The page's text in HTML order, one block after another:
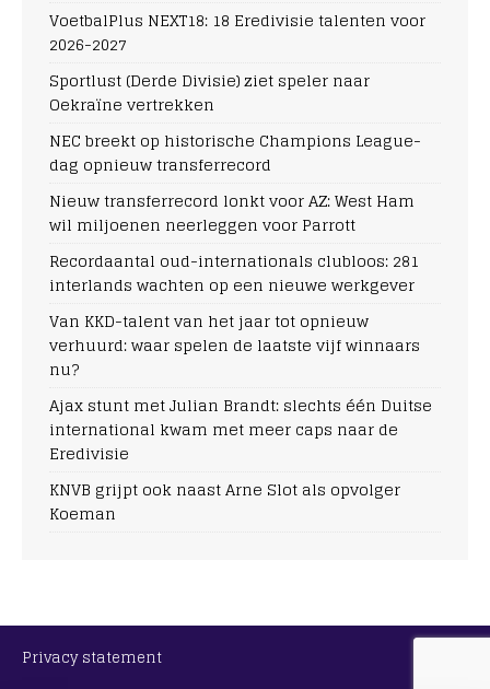
VoetbalPlus NEXT18: 18 Eredivisie talenten voor
2026-2027
Sportlust (Derde Divisie) ziet speler naar
Oekraïne vertrekken
NEC breekt op historische Champions League-
dag opnieuw transferrecord
Nieuw transferrecord lonkt voor AZ: West Ham
wil miljoenen neerleggen voor Parrott
Recordaantal oud-internationals clubloos: 281
interlands wachten op een nieuwe werkgever
Van KKD-talent van het jaar tot opnieuw
verhuurd: waar spelen de laatste vijf winnaars
nu?
Ajax stunt met Julian Brandt: slechts één Duitse
international kwam met meer caps naar de
Eredivisie
KNVB grijpt ook naast Arne Slot als opvolger
Koeman
Privacy statement